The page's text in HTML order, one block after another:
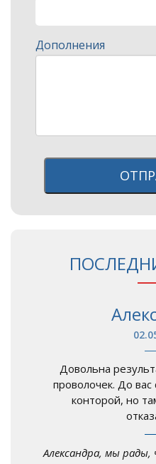
Дополнения
Довольна
проволочек. До вас
конторой, но
Александра, мы рады,